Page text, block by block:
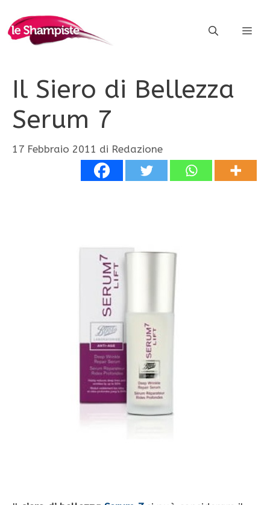
contenuto
Il Siero di Bellezza
Serum 7
17 Febbraio 2011 di Redazione